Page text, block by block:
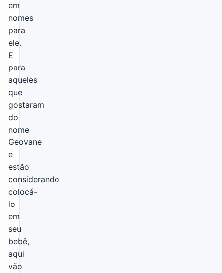
em
nomes
para
ele.
E
para
aqueles
que
gostaram
do
nome
Geovane
e
estão
considerando
colocá-
lo
em
seu
bebê,
aqui
vão